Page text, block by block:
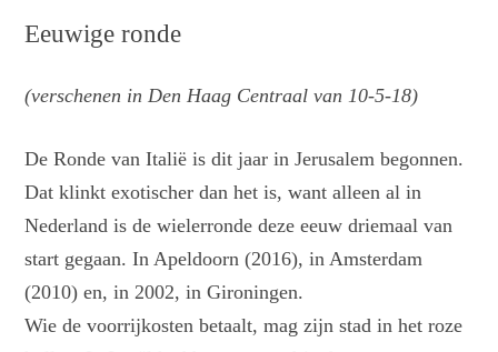
Eeuwige ronde
(verschenen in Den Haag Centraal van 10-5-18)
De Ronde van Italië is dit jaar in Jerusalem begonnen.
Dat klinkt exotischer dan het is, want alleen al in
Nederland is de wielerronde deze eeuw driemaal van
start gegaan. In Apeldoorn (2016), in Amsterdam
(2010) en, in 2002, in Gironingen.
Wie de voorrijkosten betaalt, mag zijn stad in het roze